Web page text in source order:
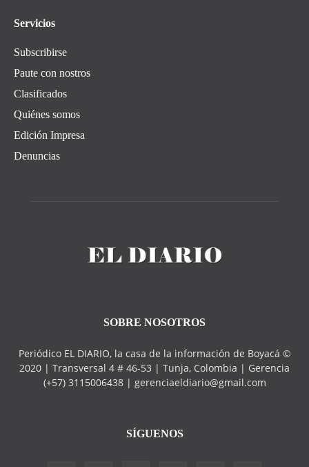
Servicios
Subscribirse
Paute con nostros
Clasificados
Quiénes somos
Edición Impresa
Denuncias
SOBRE NOSOTROS
Periódico EL DIARIO, la casa de la información de Boyacá ©
2020 | Transversal 4 # 46-53 | Tunja, Colombia | Gerencia
(+57) 3115006438 | gerenciaeldiario@gmail.com
SÍGUENOS